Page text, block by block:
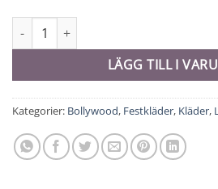
Lehenga Choli # 10-12 år - 9851 mängd
LÄGG TILL I
Kategorier: Bollywood, Festkläder, Kläder,